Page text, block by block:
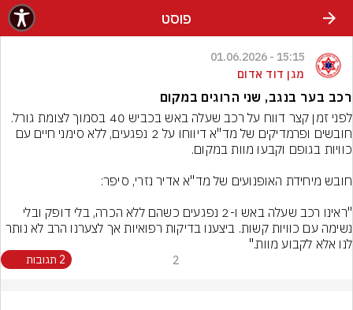
פוסט
15:15 - 01.06.2026
מגן דוד אדום
רכב בער בנגב, שני הרוגים במקום
לנו אלא לקבוע מוות."
2 2 תגובות